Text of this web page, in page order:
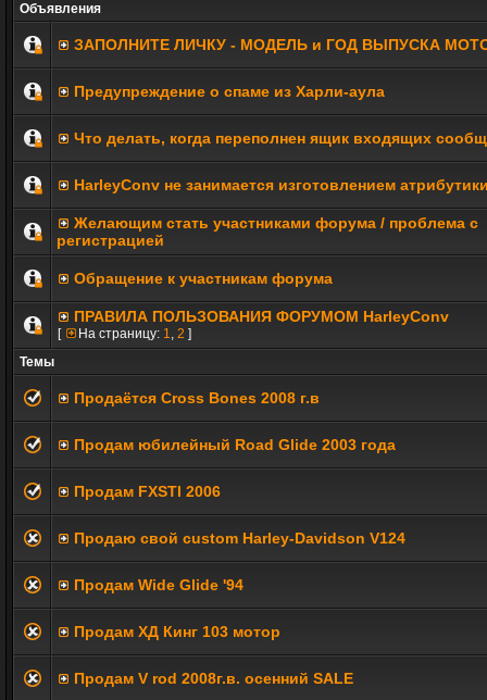
Объявления
ЗАПОЛНИТE ЛИЧКУ - МОДЕЛЬ и ГОД ВЫПУСКА
Предупреждение о спаме из Харли-аула
Что делать, когда переполнен ящик входящих
HarleyConv не занимается изготовлением
Желающим стать участниками форума / проблема с
регистрацией
Обращение к участникам форума
ПРАВИЛА ПОЛЬЗОВАНИЯ ФОРУМОМ HarleyConv
[ На страницу: 1, 2 ]
Темы
Продаётся Cross Bones 2008 г.в
Продам юбилейный Road Glide 2003 года
Продам FXSTI 2006
Продаю свой custom Harley-Davidson V124
Продам Wide Glide '94
Продам ХД Кинг 103 мотор
Продам V rod 2008г.в. осенний SALE